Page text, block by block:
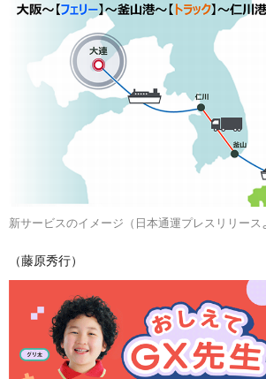
新サービスのイメージ（日本通運プレスリリース
（藤原秀行）